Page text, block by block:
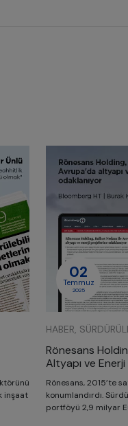
inşaat
02
Temmuz
2025
HABER,
Rönesans
Altyapı ve
Rönesans, 2015’te
konumlandırdı.
portföyü 2,9 milyar